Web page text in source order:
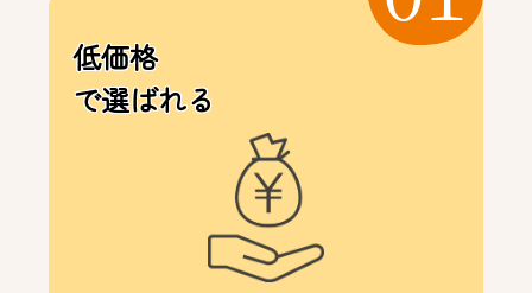
低価格
で選ばれる